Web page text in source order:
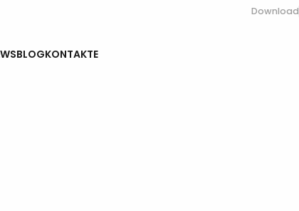
Download
BLOGKONTAKTE